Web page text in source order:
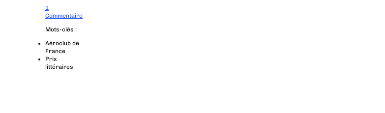
1
Commentaire
Mots-clés :
Aéroclub de
France
Prix
littéraires